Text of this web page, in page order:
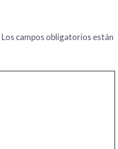
Los campos obligatorios están